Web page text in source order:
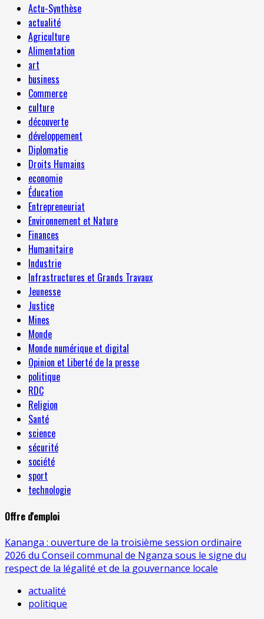
Actu-Synthèse
actualité
Agriculture
Alimentation
art
business
Commerce
culture
découverte
développement
Diplomatie
Droits Humains
economie
Éducation
Entrepreneuriat
Environnement et Nature
Finances
Humanitaire
Industrie
Infrastructures et Grands Travaux
Jeunesse
Justice
Mines
Monde
Monde numérique et digital
Opinion et Liberté de la presse
politique
RDC
Religion
Santé
science
sécurité
société
sport
technologie
Offre d'emploi
Kananga : ouverture de la troisième session ordinaire
2026 du Conseil communal de Nganza sous le signe du
respect de la légalité et de la gouvernance locale
actualité
politique